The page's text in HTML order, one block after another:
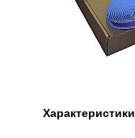
Характеристики